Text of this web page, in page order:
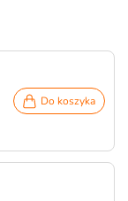
Do koszyka